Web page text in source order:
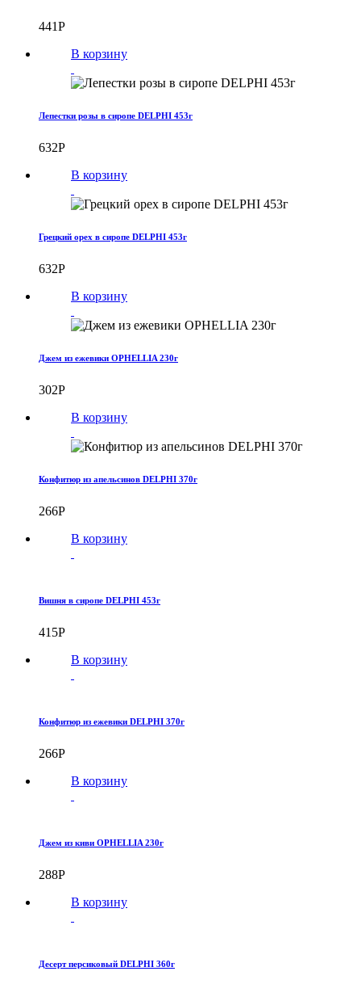
441Р
В корзину
Лепестки розы в сиропе DELPHI 453г
632Р
В корзину
Грецкий орех в сиропе DELPHI 453г
632Р
В корзину
Джем из ежевики OPHELLIA 230г
302Р
В корзину
Конфитюр из апельсинов DELPHI 370г
266Р
В корзину
Вишня в сиропе DELPHI 453г
415Р
В корзину
Конфитюр из ежевики DELPHI 370г
266Р
В корзину
Джем из киви OPHELLIA 230г
288Р
В корзину
Десерт персиковый DELPHI 360г